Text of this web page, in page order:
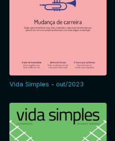
Vida Simples - out/2023